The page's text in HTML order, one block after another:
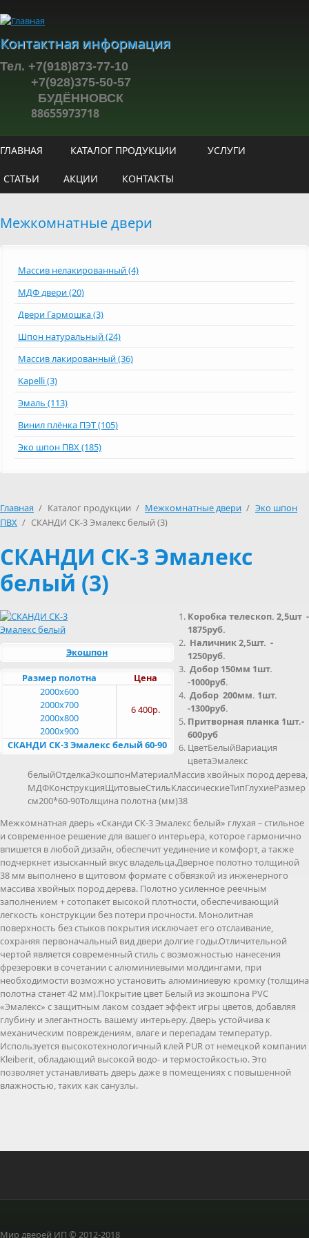
Контактная информация
Тел. +7(918)873-77-10
+7(928)375-50-57
БУДЁННОВСК
88655973718
ГЛАВНАЯ КАТАЛОГ ПРОДУКЦИИ УСЛУГИ
СТАТЬИ АКЦИИ КОНТАКТЫ
Межкомнатные двери
Массив нелакированный (4)
МДФ двери (20)
Двери Гармошка (3)
Шпон натуральный (24)
Массив лакированный (36)
Kapelli (3)
Эмаль (113)
Винил плёнка ПЭТ (105)
Эко шпон ПВХ (185)
Главная / Каталог продукции / Межкомнатные двери / Эко шпон
ПВХ / СКАНДИ СК-3 Эмалекс белый (3)
СКАНДИ СК-3 Эмалекс
белый (3)
Экошпон
Цена
Размер полотна
6 400р.
2000x600
2000x700
2000x800
2000x900
СКАНДИ СК-3 Эмалекс белый 60-90
Коробка телескоп. 2,5шт -
1875руб.
Наличник 2,5шт. -
1250руб.
Добор 150мм 1шт.
-1000руб.
Добор 200мм. 1шт.
-1300руб.
Притворная планка 1шт.-
600руб
ЦветБелыйВариация
цветаЭмалекс
белыйОтделкаЭкошпонМатериалМассив хвойных пород дерева,
МДФКонструкцияЩитовыеСтильКлассическиеТипГлухиеРазмер
см200*60-90Толщина полотна (мм)38
Межкомнатная дверь «Сканди СК-3 Эмалекс белый» глухая – стильное
и современное решение для вашего интерьера, которое гармонично
впишется в любой дизайн, обеспечит уединение и комфорт, а также
подчеркнет изысканный вкус владельца.Дверное полотно толщиной
38 мм выполнено в щитовом формате с обвязкой из инженерного
массива хвойных пород дерева. Полотно усиленное реечным
заполнением + сотопакет высокой плотности, обеспечивающий
легкость конструкции без потери прочности. Монолитная
поверхность без стыков покрытия исключает его отслаивание,
сохраняя первоначальный вид двери долгие годы.Отличительной
чертой является современный стиль с возможностью нанесения
фрезеровки в сочетании с алюминиевыми молдингами, при
необходимости возможно установить алюминиевую кромку (толщина
полотна станет 42 мм).Покрытие цвет Белый из экошпона PVC
«Эмалекс» с защитным лаком создает эффект игры цветов, добавляя
глубину и элегантность вашему интерьеру. Дверь устойчива к
механическим повреждениям, влаге и перепадам температур.
Используется высокотехнологичный клей PUR от немецкой компании
Kleiberit, обладающий высокой водо- и термостойкостью. Это
позволяет устанавливать дверь даже в помещениях с повышенной
влажностью, таких как санузлы.
Мир дверей ИП © 2012-2018